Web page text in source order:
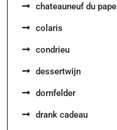
chateauneuf du pape
colaris
condrieu
dessertwijn
dornfelder
drank cadeau